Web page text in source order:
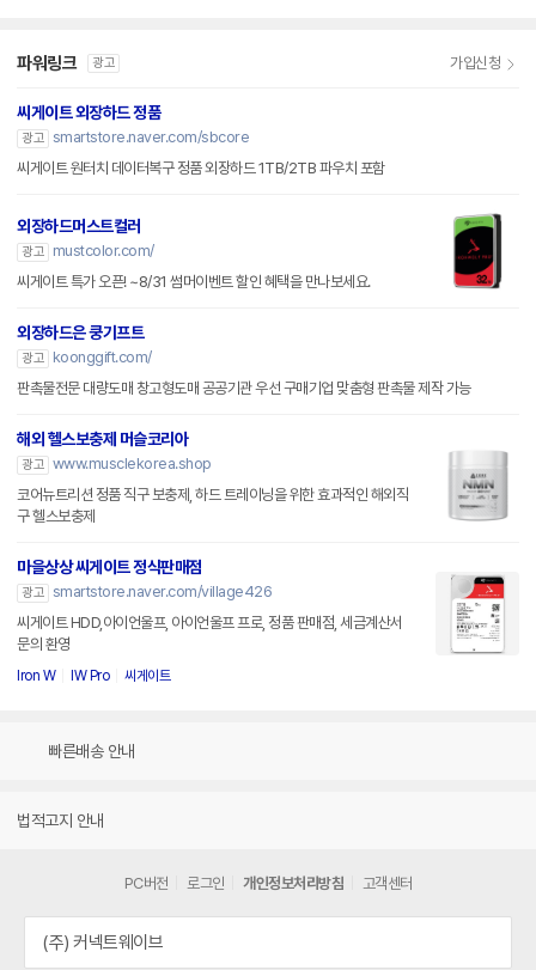
파워링크 광고 가입신청
씨게이트 외장하드 정품
광고 smartstore.naver.com/sbcore
씨게이트 원터치 데이터복구 정품 외장하드 1TB/2TB 파우치 포함
외장하드머스트컬러
광고
mustcolor.com/
씨게이트 특가 오픈! ~8/31 썸머이벤트 할인 혜택을 만나보세요.
외장하드은 쿵기프트
광고
koonggift.com/
판촉물전문 대량도매 창고형도매 공공기관 우선 구매기업 맞춤형 판촉물 제작 가능
해외 헬스보충제 머슬코리아
광고 www.musclekorea.shop
코어뉴트리션 정품 직구 보충제, 하드 트레이닝을 위한 효과적인 해외직
구 헬스보충제
마을상상 씨게이트 정식판매점
광고 smartstore.naver.com/village426
씨게이트 HDD,아이언울프, 아이언울프 프로, 정품 판매점, 세금계산서
문의 환영
Iron W IW Pro 씨게이트
빠른배송 안내
법적고지 안내
PC버전 로그인 개인정보처리방침 고객센터
(주) 커넥트웨이브